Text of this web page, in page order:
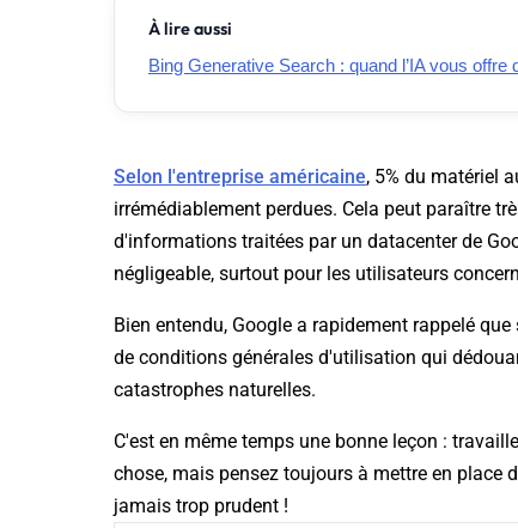
À lire aussi
Bing Generative Search : quand l’IA vous
Selon l'entreprise américaine, 5% du matériel
irrémédiablement perdues. Cela peut paraître
d'informations traitées par un datacenter de
négligeable, surtout pour les utilisateurs
Bien entendu, Google a rapidement rappelé
de conditions générales d'utilisation qui
catastrophes naturelles.
C'est en même temps une bonne leçon :
chose, mais pensez toujours à mettre en place
jamais trop prudent !